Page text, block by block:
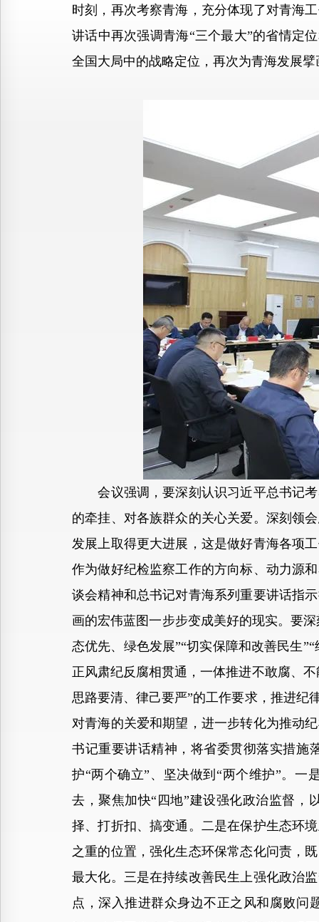
时刻，再次考察青海，充分体现了对青海
讲话中再次强调青海“三个最大”的省情定
全国大局中的战略定位，再次为青海发展
会议强调，要深刻认识习近平总书记考
的牵挂、对各族群众的关心关爱。深刻领
发展上取得更大进展，这是做好青海各项
作为做好纪检监察工作的方向标、动力源
谈会精神和总书记对青海系列重要讲话指
画的宏伟蓝图一步步变成美好的现实。要
态优先、绿色发展”“切实保障和改善民生
正风肃纪反腐相贯通，一体推进不敢腐、
思路要清、律己要严”的工作要求，推进纪
对青海的关爱和期望，进一步转化为推动
书记重要讲话精神，将省委贯彻落实措施
护“两个确立”、坚决做到“两个维护”。
去，聚焦加快“四地”建设强化政治监督，
择、打折扣、搞变通。二是在保护生态环
之重的位置，强化生态环保常态化问责，
最大化。三是在持续改善民生上强化政治
点，深入推进群众身边不正之风和腐败问